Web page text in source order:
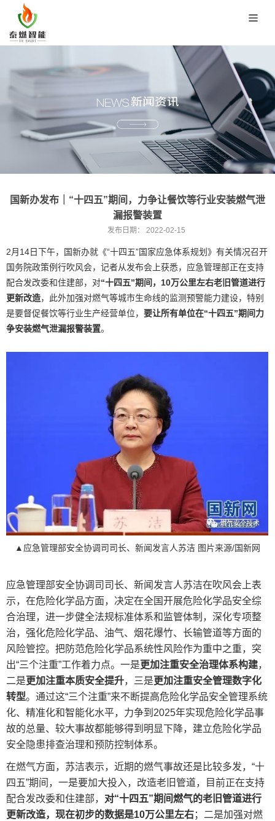
国新办发布｜“十四五”期间，力争让餐饮等行业安装燃气泄
漏报警装置
发布日期： 2022-02-15
2月14日下午，国新办就《“十四五”国家应急体系规划》有关情况召开
国务院政策例行吹风会，记者从发布会上获悉，应急管理部正在支持
配合发改委和住建部，对“十四五”期间，10万公里左右老旧管道进行
更新改造，此外加强对燃气等城市生命线的监测预警能力建设，特别
是要督促餐饮等行业生产经营单位， 要让所有单位在“十四五”期间力
争安装燃气泄漏报警装置。
▲应急管理部安全协调司司长、新闻发言人苏洁 图片来源/国新网
应急管理部安全协调司司长、新闻发言人苏洁在吹风会上表
示，在危险化学品方面，决定在全国开展危险化学品安全综
合治理，进一步健全法规标准体系和监管体制，深化专项整
治，强化危险化学品、油气、烟花爆竹、长输管道等方面的
风险管控。把防范危险化学品系统性风险作为重中之重，突
出“三个注重”工作着力点。一是更加注重安全治理体系构建，
二是更加注重本质安全提升，三是更加注重安全管理数字化
转型。通过这“三个注重”来不断提高危险化学品安全管理系统
化、精准化和智能化水平，力争到2025年实现危险化学品事
故的总量、较大事故都能够得到明显下降，建立危险化学品
安全隐患排查治理和预防控制体系。
在燃气方面，苏洁表示，近期的燃气事故还是比较多发，“十
四五”期间，一是要加大投入，改造老旧管道，目前正在支持
配合发改委和住建部， 对“十四五”期间燃气的老旧管道进行
更新改造，现在初步的数据是10万公里左右；二是加强对燃